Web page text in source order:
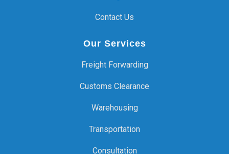
Contact Us
Our Services
Freight Forwarding
Customs Clearance
Warehousing
Transportation
Consultation